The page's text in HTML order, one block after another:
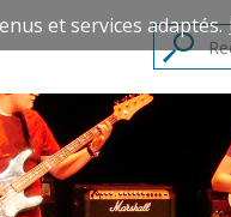
et services adaptés.